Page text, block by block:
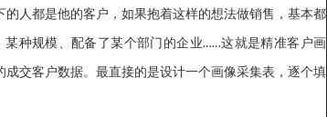
人都是他的客户，如果抱着这样的想法做销售，基本都
种规模、配备了某个部门的企业……这就是精准客户画
交客户数据。最直接的是设计一个画像采集表，逐个填